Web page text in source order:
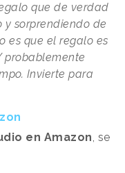
que de verdad
y sorprendiendo de
es que el regalo es
probablemente
Invierte para
en Amazon, se